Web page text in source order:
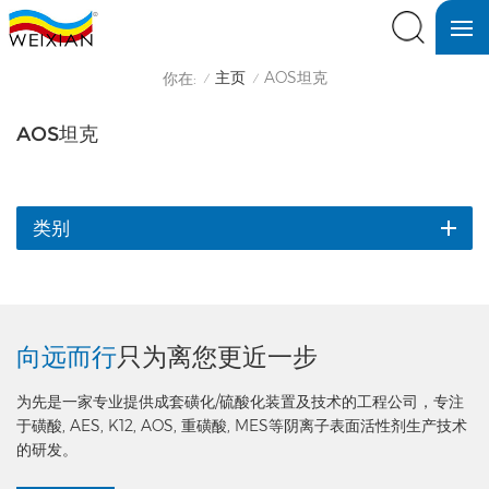
你在: / 主页 / AOS坦克
AOS坦克
类别
向远而行只为离您更近一步
为先是一家专业提供成套磺化/硫酸化装置及技术的工程公司，专注
于磺酸, AES, K12, AOS, 重磺酸, MES等阴离子表面活性剂生产技术
的研发。